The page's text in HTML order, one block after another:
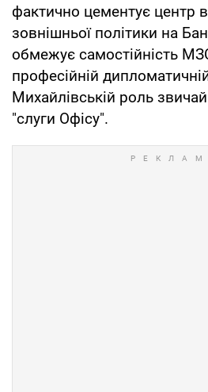
фактично цементує центр
зовнішньої політики на
обмежує самостійність
професійній
Михайлівській роль
"слуги Офісу".